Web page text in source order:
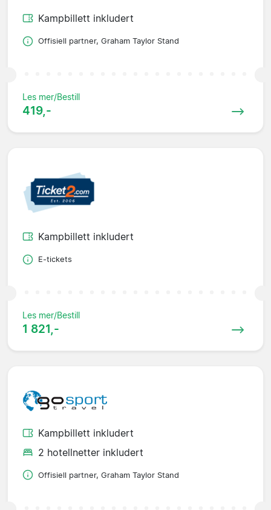
Kampbillett inkludert
Offisiell partner, Graham Taylor Stand
Les mer/Bestill
419,-
Kampbillett inkludert
E-tickets
Les mer/Bestill
1 821,-
Kampbillett inkludert
2 hotellnetter inkludert
Offisiell partner, Graham Taylor Stand